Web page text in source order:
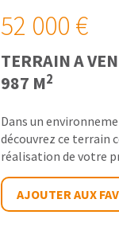
52 000 €
TERRAIN A
987 M2
Dans un
découvrez ce terrain
réalisation de votre
AJOUTER AUX